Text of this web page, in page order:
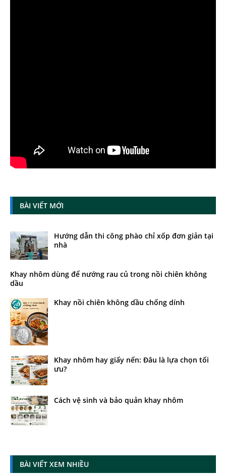
BÀI VIẾT MỚI
Hướng dẫn thi công phào chỉ xốp đơn giản tại
nhà
Khay nhôm dùng để nướng rau củ trong nồi chiên không
dầu
Khay nồi chiên không dầu chống dính
Khay nhôm hay giấy nến: Đâu là lựa chọn tối
ưu?
Cách vệ sinh và bảo quản khay nhôm
BÀI VIẾT XEM NHIỀU